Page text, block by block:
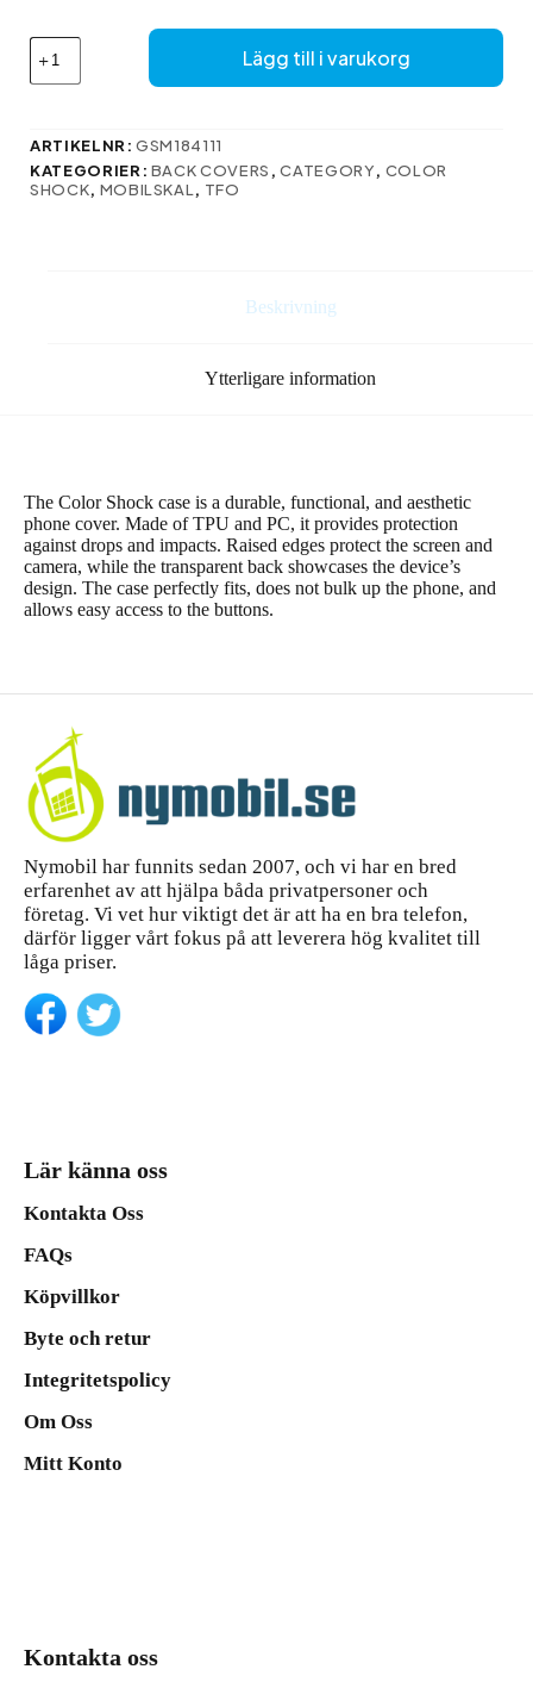
Color
Shock-
fodral
iPhone
6,1
Lägg till i varukorg
ARTIKELNR:GSM184111
KATEGORIER: BACK COVERS ,CATEGORY, COLOR
SHOCK, MOBILSKAL , TFO
Beskrivning
Ytterligare information
The Color Shock case is a durable, functional, and aesthetic
phone cover. Made of TPU and PC, it provides protection
against drops and impacts. Raised edges protect the screen and
camera, while the transparent back showcases the device’s
design. The case perfectly fits, does not bulk up the phone, and
allows easy access to the buttons.
Nymobil har funnits sedan 2007, och vi har en bred
erfarenhet av att hjälpa båda privatpersoner och
företag. Vi vet hur viktigt det är att ha en bra telefon,
därför ligger vårt fokus på att leverera hög kvalitet till
låga priser.
Lär känna oss
Kontakta Oss
FAQs
Köpvillkor
Byte och retur
Integritetspolicy
Om Oss
Mitt Konto
Kontakta oss